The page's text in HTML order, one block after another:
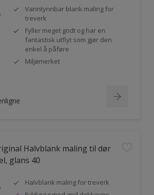
Vanntynnbar blank maling for
treverk
Fyller meget godt og har en
fantastisk utflyt som gjør den
enkel å påføre
Miljømerket
Halvblank maling til dør
glans 40
Halvblank maling for treverk